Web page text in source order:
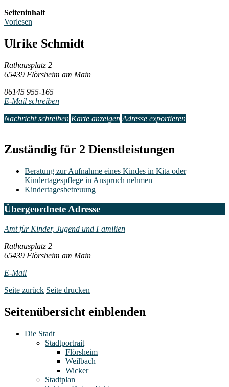
Seiteninhalt
Vorlesen
Ulrike Schmidt
Rathausplatz 2
65439 Flörsheim am Main
06145 955-165
E-Mail schreiben
Nachricht schreiben Karte anzeigen Adresse exportieren
Zuständig für 2 Dienstleistungen
Beratung zur Aufnahme eines Kindes in Kita oder
Kindertagespflege in Anspruch nehmen
Kindertagesbetreuung
Übergeordnete Adresse
Amt für Kinder, Jugend und Familien
Rathausplatz 2
65439 Flörsheim am Main
E-Mail
Seite zurück Seite drucken
Seitenübersicht einblenden
Die Stadt
Stadtportrait
Flörsheim
Weilbach
Wicker
Stadtplan